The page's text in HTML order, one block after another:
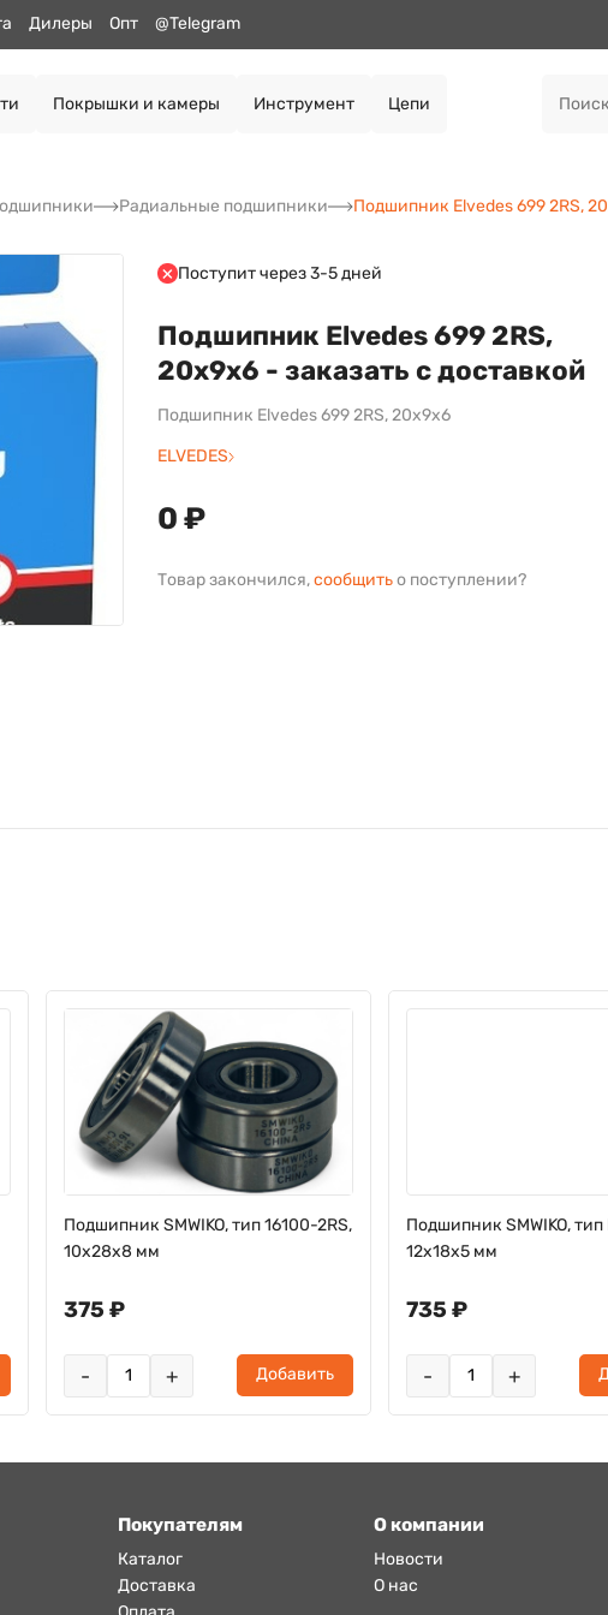
Дилеры Опт @Telegram
Покрышки и камеры Инструмент Цепи
Радиальные подшипники Подшипник Elvedes 699 2RS,
Поступит через 3-5 дней
Подшипник Elvedes 699 2RS,
20х9х6 - заказать с доставкой
Подшипник Elvedes 699 2RS, 20х9х6
ELVEDES
0 ₽
Товар закончился,сообщитьо поступлении?
Подшипник SMWIKO, тип 16100-2RS,
10х28х8 мм
375 ₽
- + Добавить
Подшипник SMWIKO, тип
12x18x5 мм
735 ₽
- +
Покупателям
Каталог
Доставка
О компании
Новости
О нас